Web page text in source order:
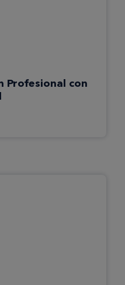
Profesional con